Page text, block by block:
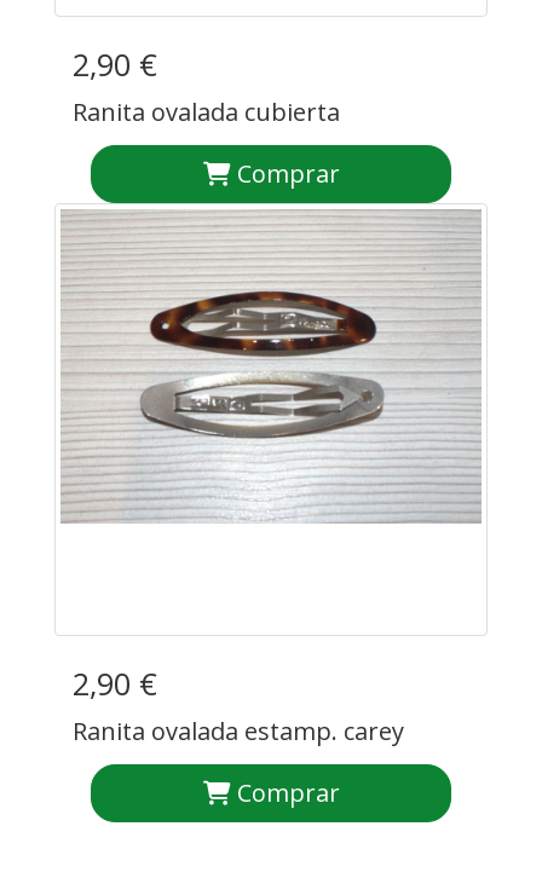
2,90 €
Ranita ovalada cubierta
Comprar
2,90 €
Ranita ovalada estamp. carey
Comprar